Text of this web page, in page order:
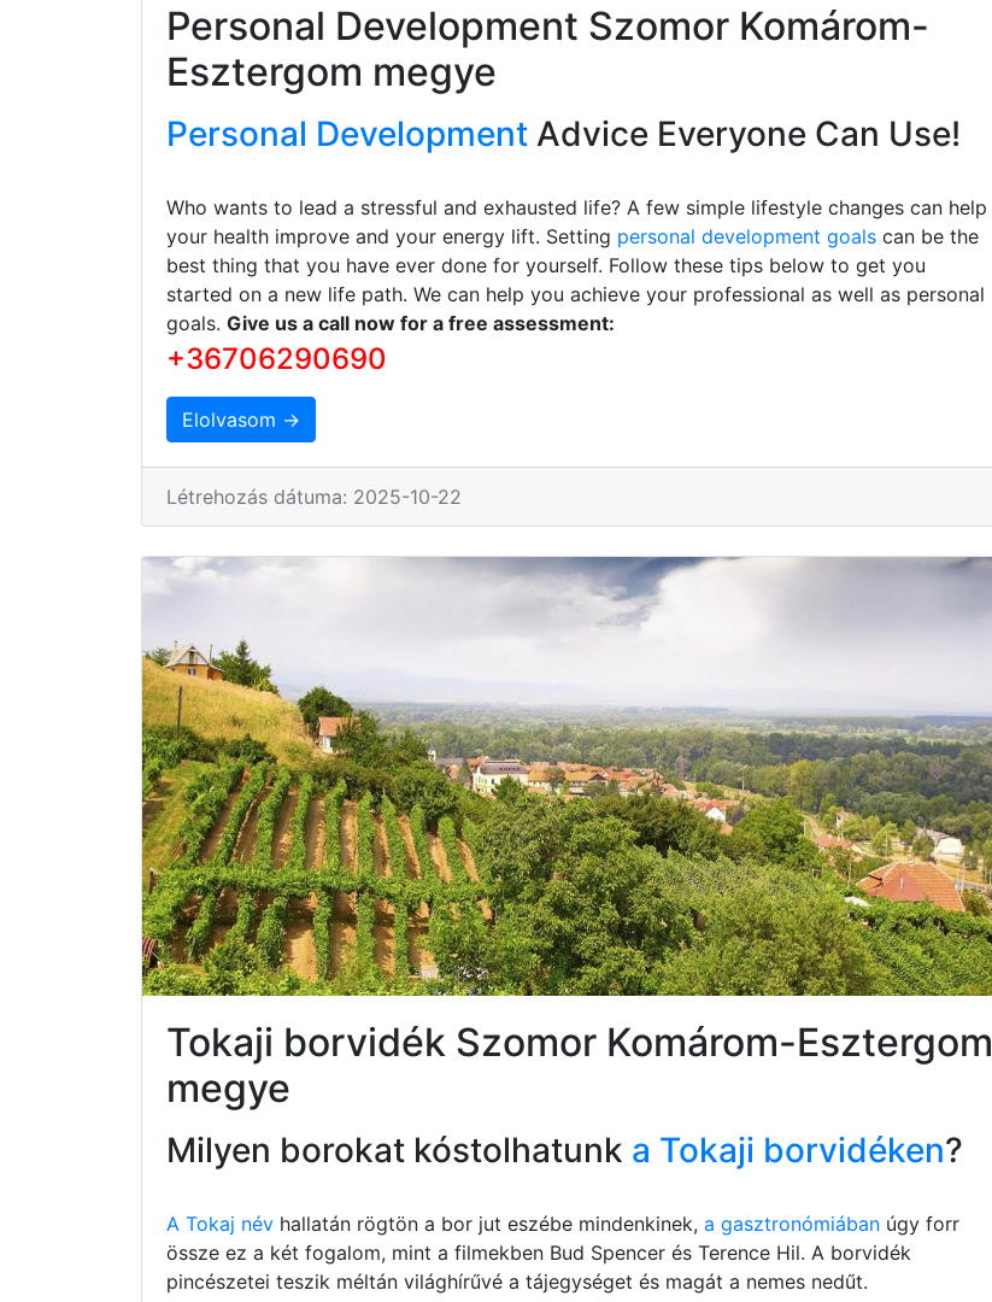
Personal Development Szomor Komárom-
Esztergom megye
Personal Development Advice Everyone Can Use!
Who wants to lead a stressful and exhausted life? A few simple lifestyle changes can help
your health improve and your energy lift. Setting personal development goals can be the
best thing that you have ever done for yourself. Follow these tips below to get you
started on a new life path. We can help you achieve your professional as well as personal
goals. Give us a call now for a free assessment:
+36706290690
Elolvasom →
Létrehozás dátuma: 2025-10-22
Tokaji borvidék Szomor Komárom-Esztergom
megye
Milyen borokat kóstolhatunk a Tokaji borvidéken?
A Tokaj név hallatán rögtön a bor jut eszébe mindenkinek, a gasztronómiában úgy forr
össze ez a két fogalom, mint a filmekben Bud Spencer és Terence Hil. A borvidék
pincészetei teszik méltán világhírűvé a tájegységet és magát a nemes nedűt.